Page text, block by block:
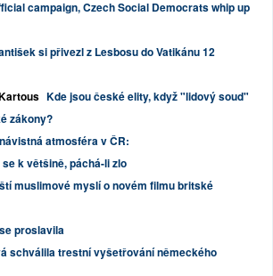
campaign, Czech Social Democrats whip up
si přivezl z Lesbosu do Vatikánu 12
Kde jsou české elity, když "lidový soud"
zákony?
atmosféra v ČR:
k většině, páchá-li zlo
muslimové myslí o novém filmu britské
proslavila
schválila trestní vyšetřování německého